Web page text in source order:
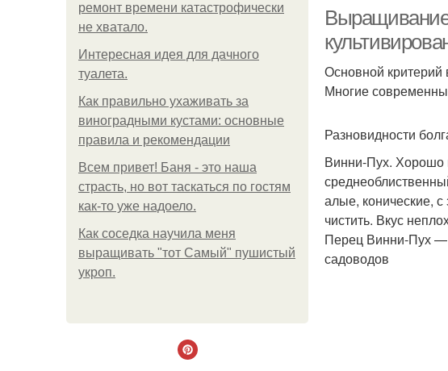
ремонт времени катастрофически
не хватало.
Интересная идея для дачного
туалета.
Как правильно ухаживать за
виноградными кустами: основные
правила и рекомендации
Всем привет! Баня - это наша
страсть, но вот таскаться по гостям
как-то уже надоело.
Как соседка научила меня
выращивать "тот Самый" пушистый
укроп.
Основной
Многие
Разновидности
Винни-Пух. Хорошо
алые, конические,
чистить. Вкус
Перец Винни-Пух —
садоводов